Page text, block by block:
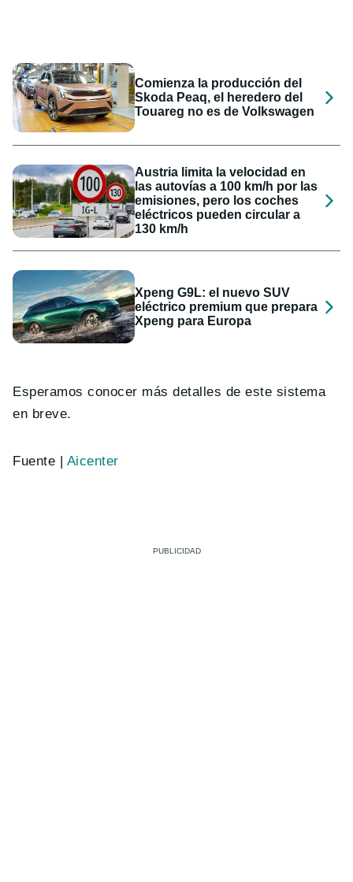
Comienza la producción del
Skoda Peaq, el heredero del
Touareg no es de Volkswagen
Austria limita la velocidad en
las autovías a 100 km/h por las
emisiones, pero los coches
eléctricos pueden circular a
130 km/h
Xpeng G9L: el nuevo SUV
eléctrico premium que prepara
Xpeng para Europa
Esperamos conocer más detalles de este sistema
en breve.
Fuente | Aicenter